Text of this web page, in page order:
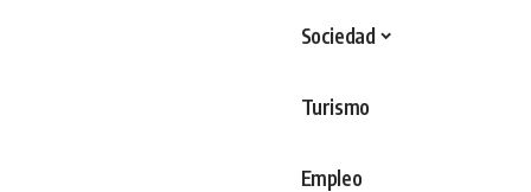
Sociedad
Turismo
Empleo